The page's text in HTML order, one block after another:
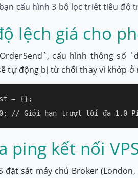
cấu hình 3 bộ lọc triệt tiêu độ
lệch giá cho
cấu hình thông số
tự động bị từ chối thay vì khớp ở
= {};
// Giới hạn trượt tối đa 1.0
ping kết nối
đặt sát máy chủ Broker